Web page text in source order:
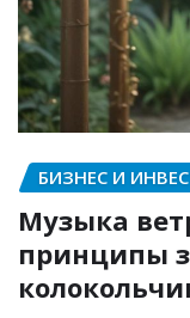
БИЗНЕС И
Музыка
принципы